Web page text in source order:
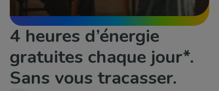
4 heures d’énergie
gratuites chaque jour*.
Sans vous tracasser.